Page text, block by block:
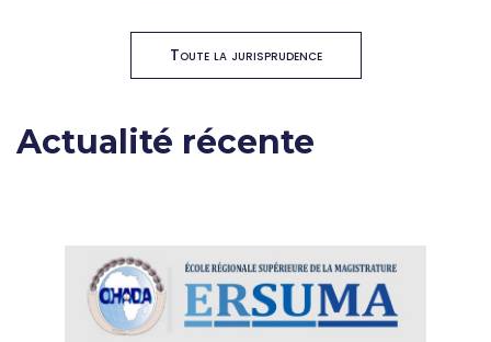
Toute la jurisprudence
Actualité récente